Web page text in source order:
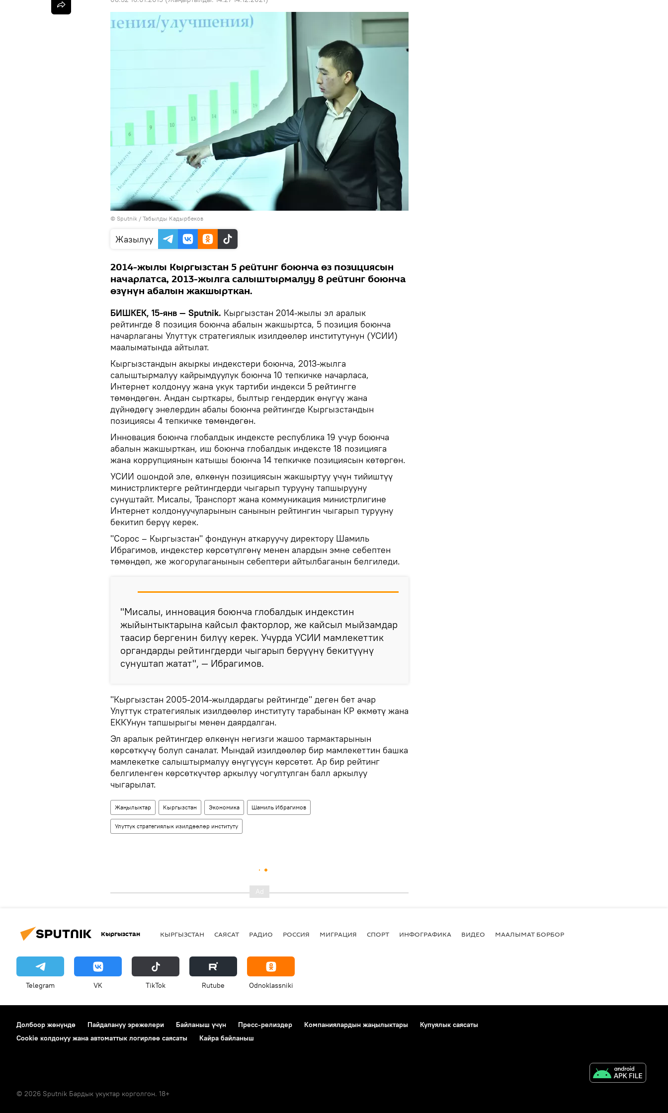
© Sputnik / Табылды Кадырбеков
Жазылуу
2014-жылы Кыргызстан 5 рейтинг боюнча өз позициясын
начарлатса, 2013-жылга салыштырмалуу 8 рейтинг боюнча
өзүнүн абалын жакшырткан.
БИШКЕК, 15-янв — Sputnik. Кыргызстан 2014-жылы эл аралык
рейтингде 8 позиция боюнча абалын жакшыртса, 5 позиция боюнча
начарлаганы Улуттук стратегиялык изилдөөлөр институтунун (УСИИ)
маалыматында айтылат.
Кыргызстандын акыркы индекстери боюнча, 2013-жылга
салыштырмалуу кайрымдуулук боюнча 10 тепкичке начарласа,
Интернет колдонуу жана укук тартиби индекси 5 рейтингге
төмөндөгөн. Андан сырткары, былтыр гендердик өнүгүү жана
дүйнөдөгү энелердин абалы боюнча рейтингде Кыргызстандын
позициясы 4 тепкичке төмөндөгөн.
Инновация боюнча глобалдык индексте республика 19 учур боюнча
абалын жакшырткан, иш боюнча глобалдык индексте 18 позицияга
жана коррупциянын катышы боюнча 14 тепкичке позициясын көтөргөн.
УСИИ ошондой эле, өлкөнүн позициясын жакшыртуу үчүн тийиштүү
министрликтерге рейтингдерди чыгарып турууну тапшырууну
сунуштайт. Мисалы, Транспорт жана коммуникация министрлигине
Интернет колдонуучуларынын санынын рейтингин чыгарып турууну
бекитип берүү керек.
"Сорос – Кыргызстан" фондунун аткаруучу директору Шамиль
Ибрагимов, индекстер көрсөтүлгөнү менен алардын эмне себептен
төмөндөп, же жогорулаганынын себептери айтылбаганын белгиледи.
"Мисалы, инновация боюнча глобалдык индекстин
жыйынтыктарына кайсыл факторлор, же кайсыл мыйзамдар
таасир бергенин билүү керек. Учурда УСИИ мамлекеттик
органдарды рейтингдерди чыгарып берүүнү бекитүүнү
сунуштап жатат", — Ибрагимов.
"Кыргызстан 2005-2014-жылдардагы рейтингде" деген бет ачар
Улуттук стратегиялык изилдөөлөр институту тарабынан КР өкмөтү жана
ЕККУнун тапшырыгы менен даярдалган.
Эл аралык рейтингдер өлкөнүн негизги жашоо тармактарынын
көрсөткүчү болуп саналат. Мындай изилдөөлөр бир мамлекеттин башка
мамлекетке салыштырмалуу өнүгүүсүн көрсөтөт. Ар бир рейтинг
белгиленген көрсөткүчтөр аркылуу чогултулган балл аркылуу
чыгарылат.
Жаңылыктар Кыргызстан Экономика Шамиль Ибрагимов
Улуттук стратегиялык изилдөөлөр институту
Кыргызстан КЫРГЫЗСТАН САЯСАТ РАДИО РОССИЯ МИГРАЦИЯ СПОРТ ИНФОГРАФИКА ВИДЕО МААЛЫМАТ БОРБОР
Telegram VK ТikТоk Rutube Odnoklassniki
Долбоор жөнүндө Пайдалануу эрежелери Байланыш үчүн Пресс-релиздер Компаниялардын жаңылыктары
Купуялык саясаты
Cookie колдонуу жана автоматтык логирлөө саясаты
Кайра байланыш
© 2026 Sputnik Бардык укуктар корголгон. 18+